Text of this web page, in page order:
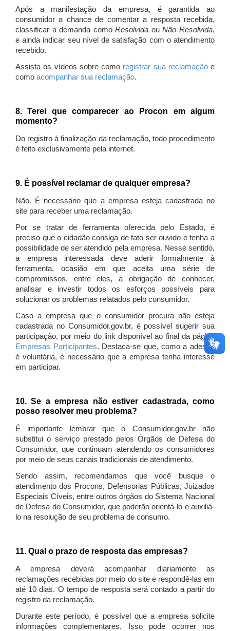
Após a manifestação da empresa, é garantida ao
consumidor a chance de comentar a resposta recebida,
classificar a demanda comoResolvida ouNão Resolvida,
e ainda indicar seu nível de satisfação com o atendimento
recebido.
Assista os vídeos sobre como registrar sua reclamaçãoe
como acompanhar sua reclamação.
8. Terei que comparecer ao Procon em algum
momento?
Do registro à finalização da reclamação, todo procedimento
é feito exclusivamente pela internet.
9. É possível reclamar de qualquer empresa?
Não. É necessário que a empresa esteja cadastrada no
site para receber uma reclamação.
Por se tratar de ferramenta oferecida pelo Estado, é
preciso que o cidadão consiga de fato ser ouvido e tenha a
possibilidade de ser atendido pela empresa. Nesse sentido,
a empresa interessada deve aderir formalmente à
ferramenta, ocasião em que aceita uma série de
compromissos, entre eles, a obrigação de conhecer,
analisar e investir todos os esforços possíveis para
solucionar os problemas relatados pelo consumidor.
Caso a empresa que o consumidor procura não esteja
cadastrada no Consumidor.gov.br, é possível sugerir sua
participação, por meio do link disponível ao final da página
Empresas Participantes. Destaca-se que, como a adesão
é voluntária, é necessário que a empresa tenha interesse
em participar.
10. Se a empresa não estiver cadastrada, como
posso resolver meu problema?
É importante lembrar que o Consumidor.gov.br não
substitui o serviço prestado pelos Órgãos de Defesa do
Consumidor, que continuam atendendo os consumidores
por meio de seus canais tradicionais de atendimento.
Sendo assim, recomendamos que você busque o
atendimento dos Procons, Defensorias Públicas, Juizados
Especiais Cíveis, entre outros órgãos do Sistema Nacional
de Defesa do Consumidor, que poderão orientá-lo e auxiliá-
lo na resolução de seu problema de consumo.
11. Qual o prazo de resposta das empresas?
A empresa deverá acompanhar diariamente as
reclamações recebidas por meio do site e respondê-las em
até 10 dias. O tempo de resposta será contado a partir do
registro da reclamação.
Durante este período, é possível que a empresa solicite
informações complementares. Isso pode ocorrer nos